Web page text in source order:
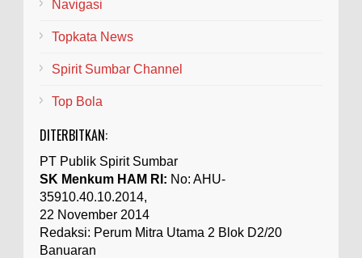
Navigasi
Topkata News
Spirit Sumbar Channel
Top Bola
DITERBITKAN:
PT Publik Spirit Sumbar
SK Menkum HAM RI: No: AHU-
35910.40.10.2014,
22 November 2014
Redaksi: Perum Mitra Utama 2 Blok D2/20
Banuaran